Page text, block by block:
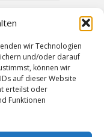
wir Technologien
und/oder darauf
können wir
auf dieser Website
erteilst oder
Funktionen